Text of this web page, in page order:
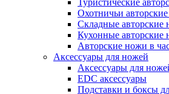
Охотничьи
Складные авторские
Кухонные авторские
Авторские ножи в
Аксессуары для ножей
Аксессуары для
EDC аксессуары
Подставки и боксы